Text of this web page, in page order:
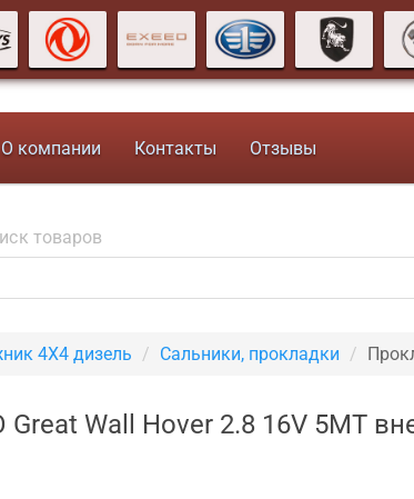
О компании Контакты Отзывы
4X4 дизель Сальники, прокладки
Wall Hover 2.8 16V 5MT